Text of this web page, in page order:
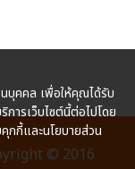
© 2016
บุคคล เพื่อให้คุณได้รับ
ารเว็บไซต์นี้ต่อไปโดย
กกี้และนโยบายส่วน